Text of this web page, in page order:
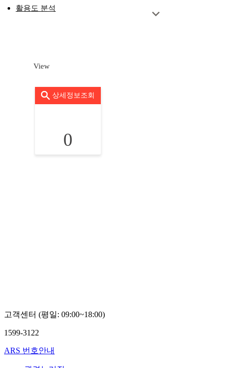
활용도 분석
View
상세정보조회
0
고객센터 (평일: 09:00~18:00)
1599-3122
ARS 번호안내